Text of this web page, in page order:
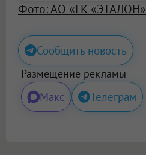
Фото: АО «ГК «ЭТАЛОН»
Сообщить новость
Размещение рекламы
Макс Телеграм